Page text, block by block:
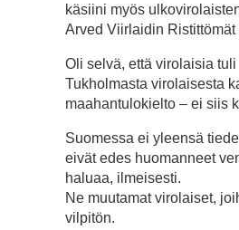
käsiini myös
Arved Viirlaidin
Oli selvä, että virolaisia
Tukholmasta virolaisesta
maahantulokielto – ei siis
Suomessa ei yleensä
eivät edes huomanneet
haluaa, ilmeisesti.
Ne muutamat virolaiset,
vilpitön.